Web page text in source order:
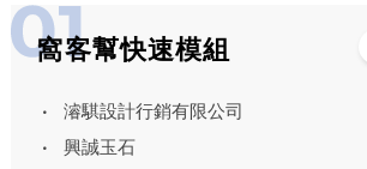
窩客幫快速模組
濬騏設計行銷有限公司
興誠玉石